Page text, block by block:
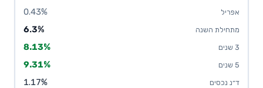
0.43%
6.3%
8.13%
9.31%
1.17%